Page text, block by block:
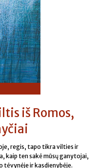
iš Romos,
regis, tapo tikra vilties ir
kaip ten sakė mūsų ganytojai,
tėvynėje ir kasdienybėje.